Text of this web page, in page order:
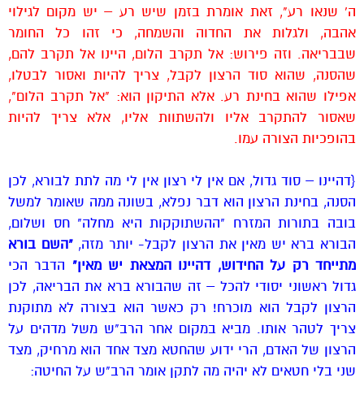
ה' שנאו רע", זאת אומרת בזמן שיש רע – יש מקום לגילוי
אהבה, ולגלות את החדוה והשמחה, כי זהו כל החומר
שבבריאה. וזה פירוש: אל תקרב הלום, היינו אל תקרב להם,
שהסנה, שהוא סוד הרצון לקבל, צריך להיות ואסור לבטלו,
אפילו שהוא בחינת רע. אלא התיקון הוא: "אל תקרב הלום",
שאסור להתקרב אליו ולהשתוות אליו, אלא צריך להיות
בהופכיות הצורה עמו.
{דהיינו – סוד גדול, אם אין לי רצון אין לי מה לתת לבורא, לכן
הסנה, בחינת הרצון הוא דבר נפלא, בשונה ממה שאומר למשל
בובה בתורות המזרח "ההשתוקקות היא מחלה" חס ושלום,
הבורא ברא יש מאין את הרצון לקבל- יותר מזה,"השם בורא
מתייחד רק על החידוש, דהיינו המצאת יש מאין" הדבר הכי
גדול ראשוני יסודי להכל – זה שהבורא ברא את הבריאה, לכן
הרצון לקבל הוא מוכרח! רק כאשר הוא בצורה לא מתוקנת
צריך לטהר אותו. מביא במקום אחר הרב"ש משל מדהים על
הרצון של האדם, הרי ידוע שהחטא מצד אחד הוא מרחיק, מצד
שני בלי חטאים לא יהיה מה לתקן אומר הרב"ש על החיטה: